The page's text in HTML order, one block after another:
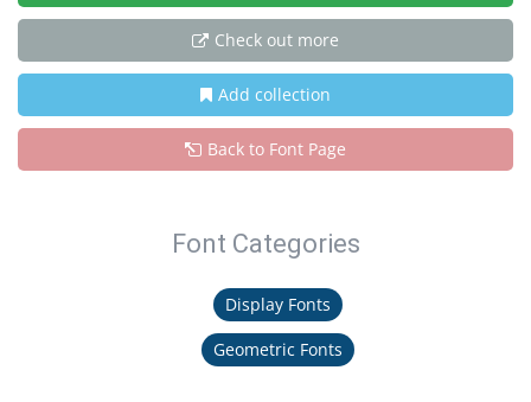
Check out more
Add collection
Back to Font Page
Font Categories
Display Fonts
Geometric Fonts